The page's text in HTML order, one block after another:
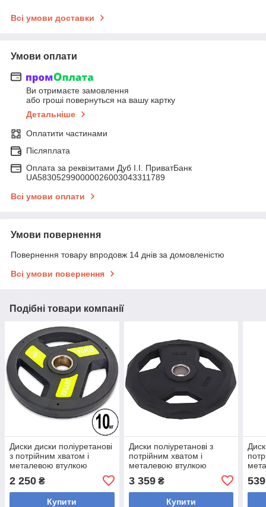
Всі умови доставки
Умови оплати
Ви отримаєте замовлення
або гроші повернуться на вашу картку
Детальніше
Оплатити частинами
Післяплата
Оплата за реквізитами Дуб І.І. ПриватБанк
UA583052990000026003043311789
Всі умови оплати
Умови повернення
Повернення товару впродовж 14 днів за домовленістю
Всі умови повернення
Подібні товари компанії
Диски диски поліуретанові
з потрійним хватом і
металевою втулкою
внутрішній ø51 мм Zelart
TA-5344-10 10 кг
2 250 ₴
Купити
Диски поліуретанові з
потрійним хватом і
металевою втулкою
NUO SC-3858-15 15кг
3 359₴
Купити
кг
539